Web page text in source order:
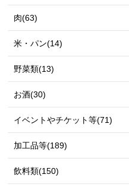
肉(63)
米・パン(14)
野菜類(13)
お酒(30)
イベントやチケット等(71)
加工品等(189)
飲料類(150)